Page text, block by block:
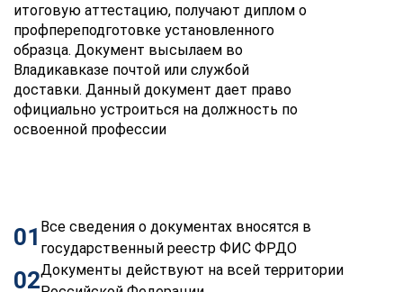
итоговую аттестацию, получают диплом о
профпереподготовке установленного
образца. Документ высылаем во
Владикавказе почтой или службой
доставки. Данный документ дает право
официально устроиться на должность по
освоенной профессии
01 Все сведения о документах вносятся в
государственный реестр ФИС ФРДО
02Документы действуют на всей территории